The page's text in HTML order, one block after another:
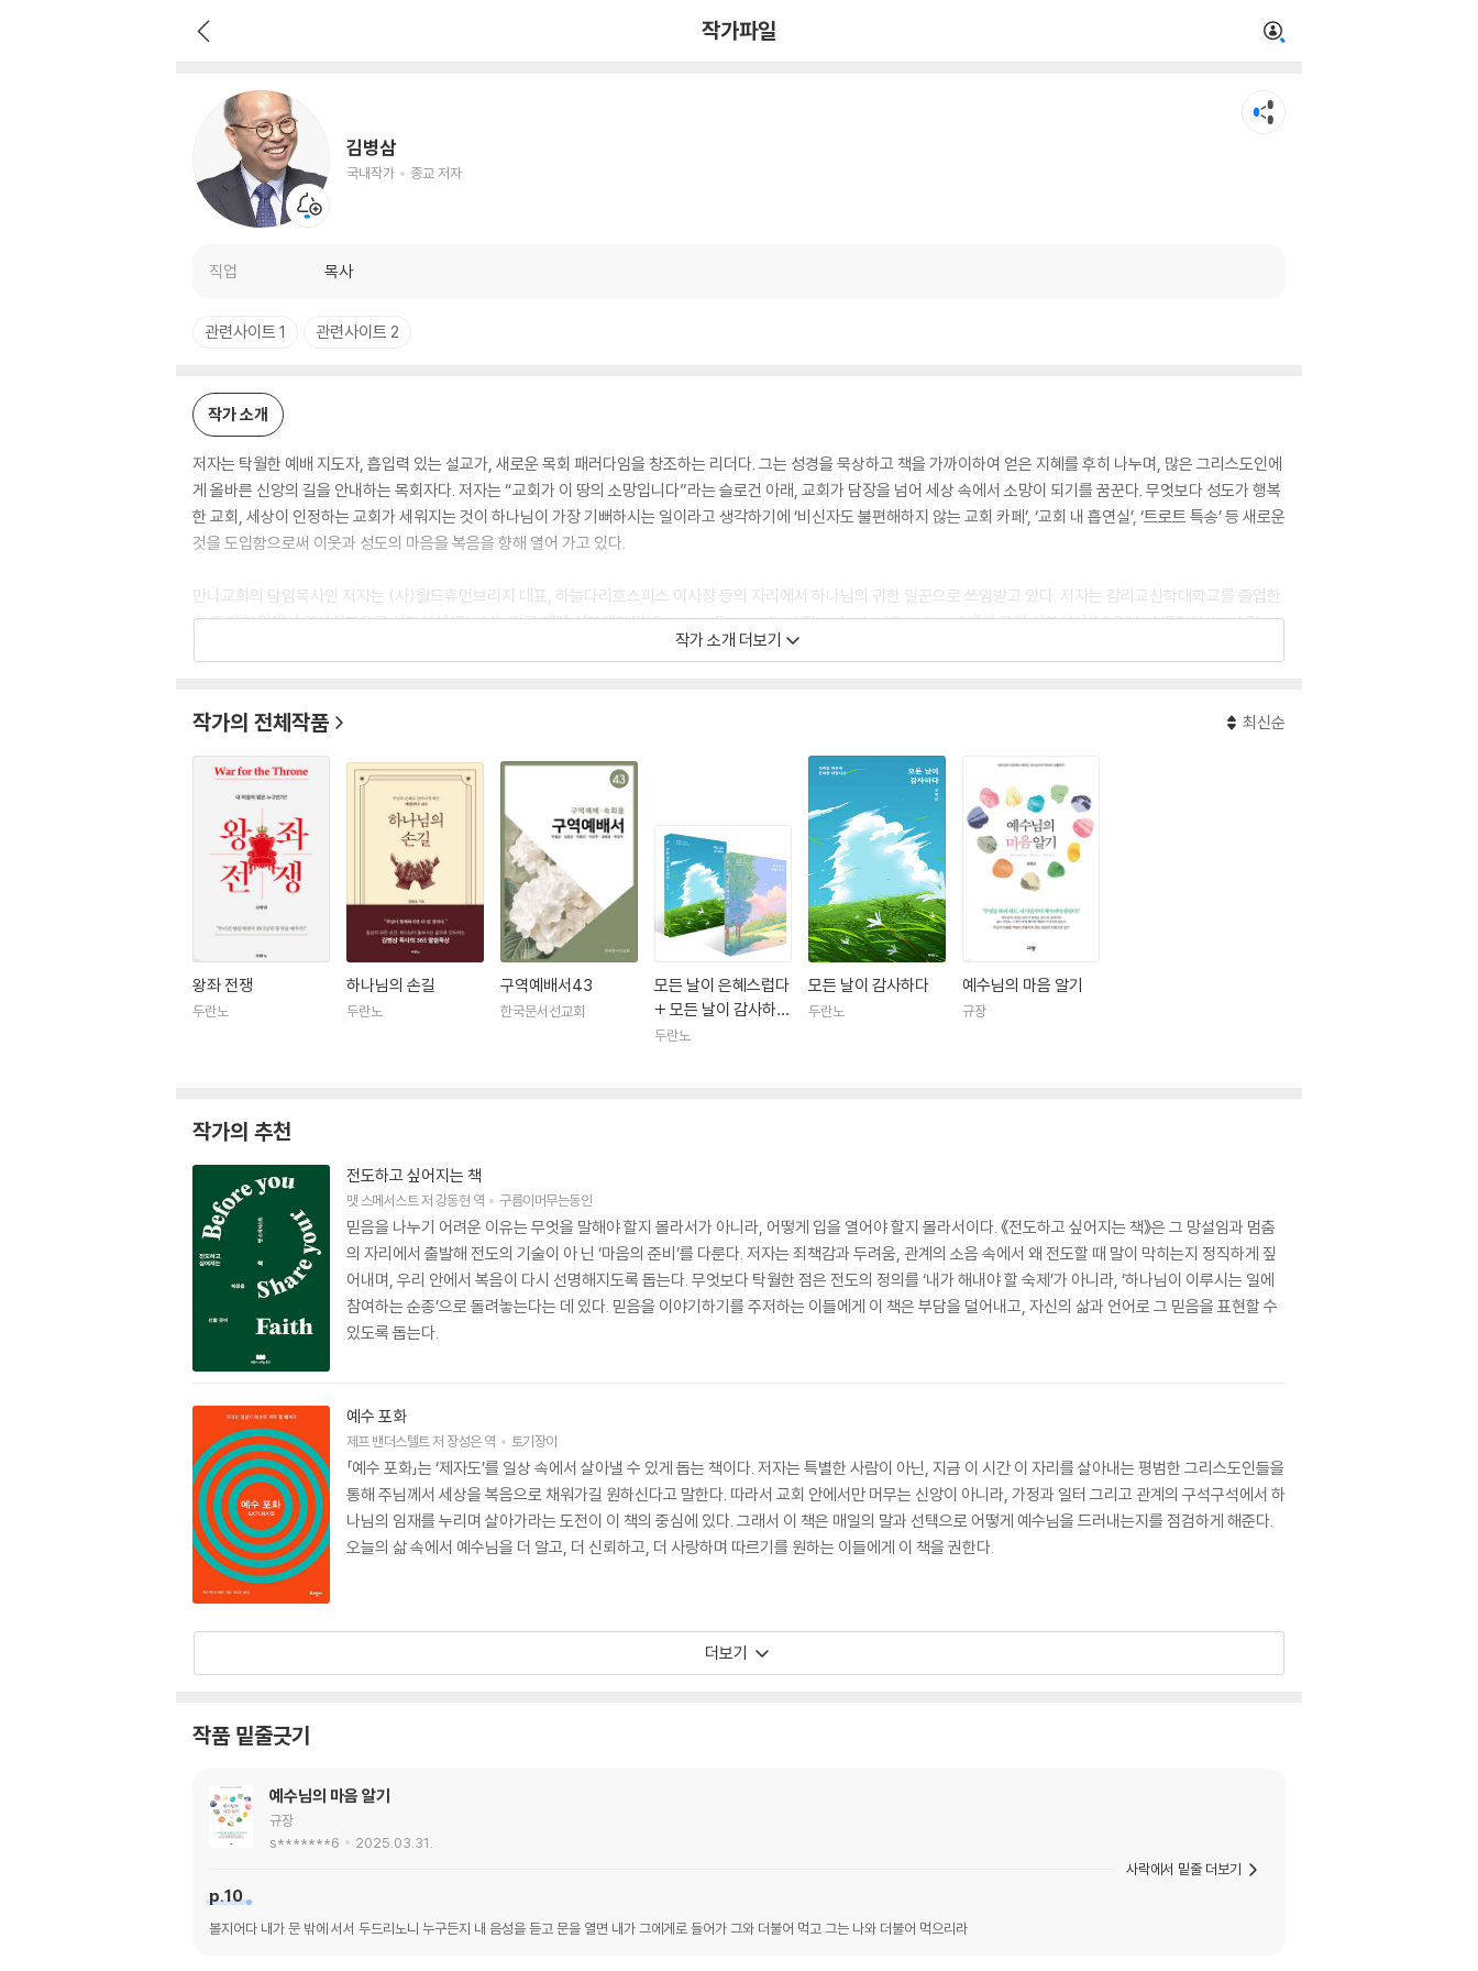
작가파일
김병삼
국내작가 종교 저자
직업 목사
관련사이트 1 관련사이트 2
작가 소개
저자는 탁월한 예배 지도자, 흡입력 있는 설교가, 새로운 목회 패러다임을 창조하는 리더다. 그는 성경을 묵상하고 책을 가까이하여 얻은 지혜를 후히 나누며, 많은 그리스도인에
게 올바른 신앙의 길을 안내하는 목회자다. 저자는 “교회가 이 땅의 소망입니다”라는 슬로건 아래, 교회가 담장을 넘어 세상 속에서 소망이 되기를 꿈꾼다. 무엇보다 성도가 행복
한 교회, 세상이 인정하는 교회가 세워지는 것이 하나님이 가장 기뻐하시는 일이라고 생각하기에 ‘비신자도 불편해하지 않는 교회 카페’, ‘교회 내 흡연실’, ‘트로트 특송’ 등 새로운
것을 도입함으로써 이웃과 성도의 마음을 복음을 향해 열어 가고 있다.
만나교회의 담임목사인 저자는 (사)월드휴먼브리지 대표, 하늘다리호스피스 이사장 등의 자리에서 하나님의 귀한 일꾼으로 쓰임받고 있다. 저자는 감리교신학대학교를 졸업한
후 동 대학원에서 역사신학으로 신학석사(Th. M), 미국 개렛 신학대학원(Garrett-Evangelical Theological Seminary)에서 목회 신학석사(M. DIV), UTS(United Theo
합니다』(샘솟는 기쁨), 『사랑이 먼저다』(규장), 『주님은 나의 최고봉 묵상집』(토기장이) 등 다수가 있다.
작가 소개 더보기
작가의 전체작품 최신순
왕좌 전쟁
두란노
하나님의 손길
두란노
구역예배서43
한국문서선교회
모든 날이 은혜스럽다
+ 모든 날이 감사하다
세트
두란노
모든 날이 감사하다
두란노
예수님의 마음 알기
규장
작가의 추천
전도하고 싶어지는 책
맷 스메서스트저강동현 역 구름이머무는동안
믿음을 나누기 어려운 이유는 무엇을 말해야 할지 몰라서가 아니라, 어떻게 입을 열어야 할지 몰라서이다. 《전도하고 싶어지는 책》은 그 망설임과 멈춤
의 자리에서 출발해 전도의 기술이 아 닌 ‘마음의 준비’를 다룬다. 저자는 죄책감과 두려움, 관계의 소음 속에서 왜 전도할 때 말이 막히는지 정직하게 짚
어내며, 우리 안에서 복음이 다시 선명해지도록 돕는다. 무엇보다 탁월한 점은 전도의 정의를 ‘내가 해내야 할 숙제’가 아니라, ‘하나님이 이루시는 일에
참여하는 순종’으로 돌려놓는다는 데 있다. 믿음을 이야기하기를 주저하는 이들에게 이 책은 부담을 덜어내고, 자신의 삶과 언어로 그 믿음을 표현할 수
있도록 돕는다.
예수 포화
제프 밴더스텔트저 장성은역 토기장이
「예수 포화」는 ‘제자도’를 일상 속에서 살아낼 수 있게 돕는 책이다. 저자는 특별한 사람이 아닌, 지금 이 시간 이 자리를 살아내는 평범한 그리스도인들을
통해 주님께서 세상을 복음으로 채워가길 원하신다고 말한다. 따라서 교회 안에서만 머무는 신앙이 아니라, 가정과 일터 그리고 관계의 구석구석에서 하
나님의 임재를 누리며 살아가라는 도전이 이 책의 중심에 있다. 그래서 이 책은 매일의 말과 선택으로 어떻게 예수님을 드러내는지를 점검하게 해준다.
오늘의 삶 속에서 예수님을 더 알고, 더 신뢰하고, 더 사랑하며 따르기를 원하는 이들에게 이 책을 권한다.
더보기
작품 밑줄긋기
예수님의 마음 알기
규장
s*******6
2025.03.31.
p.10
볼지어다 내가 문 밖에 서서 두드리노니 누구든지 내 음성을 듣고 문을 열면 내가 그에게로 들어가 그와 더불어 먹고 그는 나와 더불어 먹으리라
사락에서 밑줄 더보기